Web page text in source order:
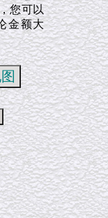
您可以
金额大